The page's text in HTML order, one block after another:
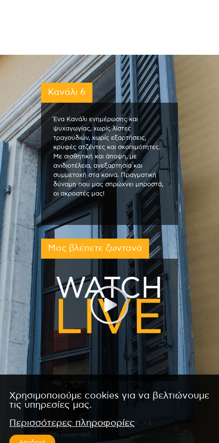
Κανάλι 6
Ένα Κανάλι ενημέρωσης και
ψυχαγωγίας, χωρίς λίστες
τραγουδιών, χωρίς εξαρτήσεις,
κρυφές ατζέντες και σκοπιμότητες.
Με αισθητική και άποψη, με
ανιδιοτέλεια, ανεξαρτησία και
συμμετοχή στα κοινά. Πραγματική
δύναμη που μας σπρώχνει μπροστά,
οι ακροατές μας!
Μας βλέπετε ζωντανά
Copyright © 2026 by Kanali 6. All
rights reserved.
Χρησιμοποιούμε cookies για να βελτιώνουμε
τις υπηρεσίες μας.
Περισσότερες πληροφορίες